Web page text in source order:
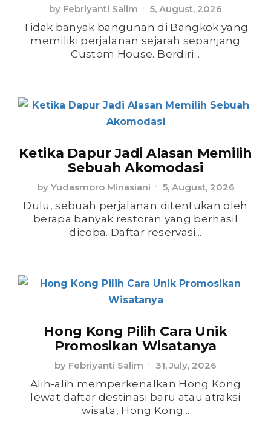
by Febriyanti Salim 5, August, 2026
Tidak banyak bangunan di Bangkok yang
memiliki perjalanan sejarah sepanjang
Custom House. Berdiri...
Ketika Dapur Jadi Alasan Memilih
Sebuah Akomodasi
by Yudasmoro Minasiani 5, August, 2026
Dulu, sebuah perjalanan ditentukan oleh
berapa banyak restoran yang berhasil
dicoba. Daftar reservasi...
Hong Kong Pilih Cara Unik
Promosikan Wisatanya
by Febriyanti Salim 31, July, 2026
Alih-alih memperkenalkan Hong Kong
lewat daftar destinasi baru atau atraksi
wisata, Hong Kong...